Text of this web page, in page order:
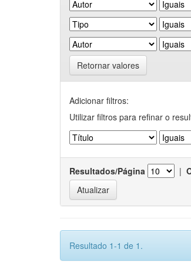
Retornar valores
Adicionar filtros:
Utilizar filtros para refinar o
Resultados/Página |
Resultado 1-1 de 1.